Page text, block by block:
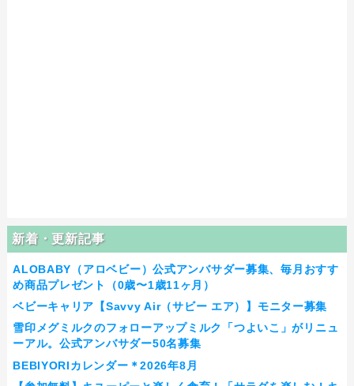
新着・更新記事
ALOBABY（アロベビー）公式アンバサダー募集、毎月おすす
め商品プレゼント（0歳〜1歳11ヶ月）
ベビーキャリア【Savvy Air（サビー エア）】モニター募集
雪印メグミルクのフォローアップミルク「つよいこ」がリニュ
ーアル。公式アンバサダー50名募集
BEBIYORIカレンダー＊2026年8月